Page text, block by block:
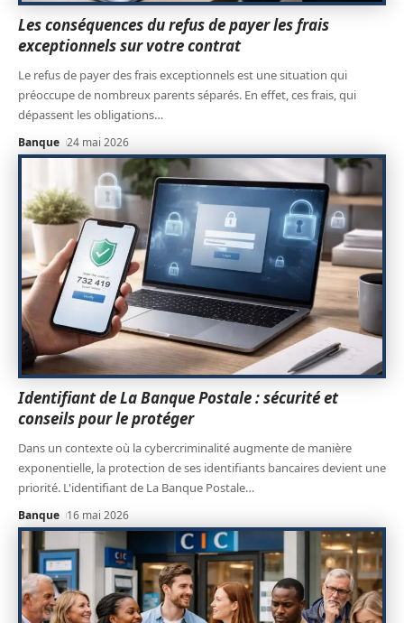
Les conséquences du refus de payer les frais
exceptionnels sur votre contrat
Le refus de payer des frais exceptionnels est une situation qui
préoccupe de nombreux parents séparés. En effet, ces frais, qui
dépassent les obligations…
Banque 24 mai 2026
Identifiant de La Banque Postale : sécurité et
conseils pour le protéger
Dans un contexte où la cybercriminalité augmente de manière
exponentielle, la protection de ses identifiants bancaires devient une
priorité. L'identifiant de La Banque Postale…
Banque 16 mai 2026